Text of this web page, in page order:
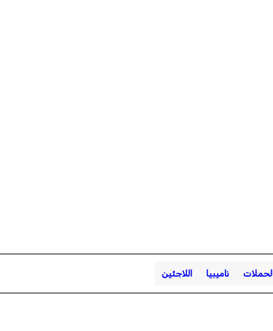
الحملات ناميبيا اللاجئين